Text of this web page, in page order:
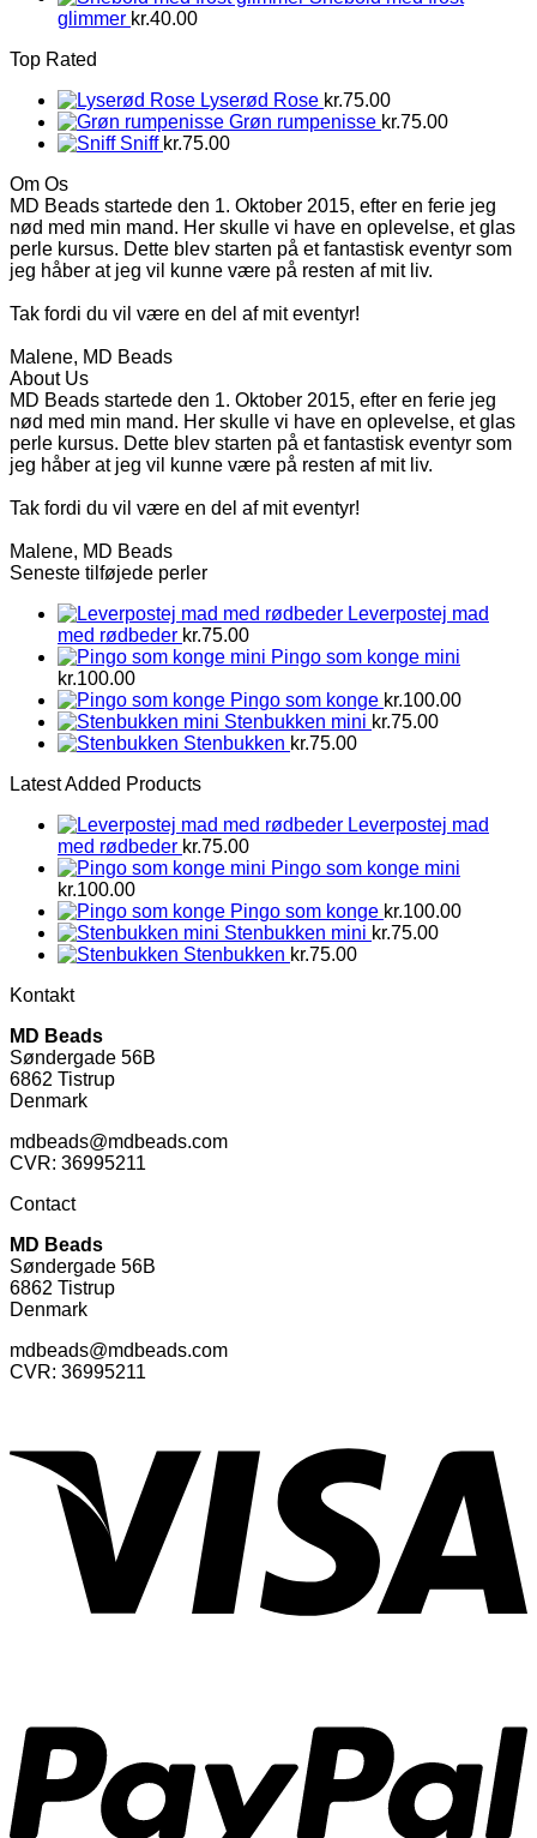
glimmer kr.40.00
Top Rated
Lyserød Rose kr.75.00
Grøn rumpenisse kr.75.00
Sniff kr.75.00
Om Os
MD Beads startede den 1. Oktober 2015, efter en ferie jeg
nød med min mand. Her skulle vi have en oplevelse, et glas
perle kursus. Dette blev starten på et fantastisk eventyr som
jeg håber at jeg vil kunne være på resten af mit liv.
Tak fordi du vil være en del af mit eventyr!
Malene, MD Beads
About Us
MD Beads startede den 1. Oktober 2015, efter en ferie jeg
nød med min mand. Her skulle vi have en oplevelse, et glas
perle kursus. Dette blev starten på et fantastisk eventyr som
jeg håber at jeg vil kunne være på resten af mit liv.
Tak fordi du vil være en del af mit eventyr!
Malene, MD Beads
Seneste tilføjede perler
Leverpostej mad
med rødbeder kr.75.00
Pingo som konge mini
kr.100.00
Pingo som konge kr.100.00
Stenbukken mini kr.75.00
Stenbukken kr.75.00
Latest Added Products
Leverpostej mad
med rødbeder kr.75.00
Pingo som konge mini
kr.100.00
Pingo som konge kr.100.00
Stenbukken mini kr.75.00
Stenbukken kr.75.00
Kontakt
MD Beads
Søndergade 56B
6862 Tistrup
Denmark
mdbeads@mdbeads.com
CVR: 36995211
Contact
MD Beads
Søndergade 56B
6862 Tistrup
Denmark
mdbeads@mdbeads.com
CVR: 36995211